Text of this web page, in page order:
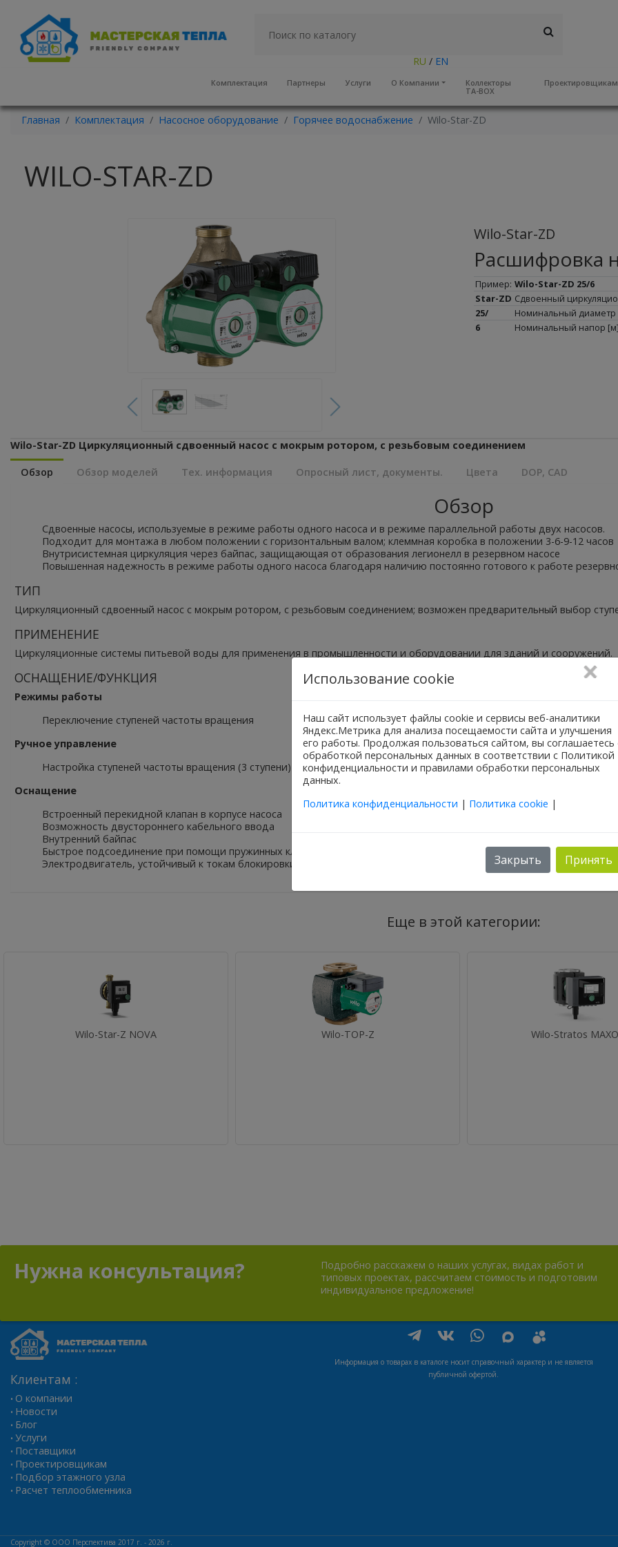
RU /EN
Комплектация Партнеры Услуги О Компании
Коллекторы
TA-BOX
Проектировщикам
Главная Комплектация Насосное оборудование Горячее водоснабжение Wilo-Star-ZD
WILO-STAR-ZD
Wilo-Star-ZD
Расшифровка
Пример: Wilo-Star-ZD 25/6
Star-ZD Сдвоенный
25/
Номинальный
6
Номинальный напор
Wilo-Star-ZD Циркуляционный сдвоенный насос с мокрым ротором, с резьбовым соединением
Обзор Обзор моделей Тех. информация Опросный лист, документы. Цвета DOP, CAD
Обзор
Сдвоенные насосы, используемые в режиме работы одного насоса и в режиме параллельной работы двух насосов.
Подходит для монтажа в любом положении с горизонтальным валом; клеммная коробка в положении 3-6-9-12 часов
Внутрисистемная циркуляция через байпас, защищающая от образования легионелл в резервном насосе
Повышенная надежность в режиме работы одного насоса благодаря наличию постоянно готового к работе
ТИП
Циркуляционный сдвоенный насос с мокрым ротором, с резьбовым соединением; возможен предварительный выбор
ПРИМЕНЕНИЕ
Циркуляционные системы питьевой воды для применения в промышленности и оборудовании для зданий и сооружений.
ОСНАЩЕНИЕ/ФУНКЦИЯ
Режимы работы
Переключение ступеней частоты вращения
Ручное управление
Настройка ступеней частоты вращения (3 ступени)
Оснащение
Встроенный перекидной клапан в корпусе насоса
Возможность двустороннего кабельного ввода
Внутренний байпас
Быстрое подсоединение при помощи пружинных клемм
Электродвигатель, устойчивый к токам блокировки
Еще в этой категории:
Wilo-Star-Z NOVA Wilo-TOP-Z Wilo-Stratos
Нужна консультация?
Подробно расскажем о наших услугах, видах работ и
типовых проектах, рассчитаем стоимость и подготовим
индивидуальное предложение!
Использование cookie
Наш сайт использует файлы cookie и сервисы веб-аналитики
Яндекс.Метрика для анализа посещаемости сайта и улучшения
его работы. Продолжая пользоваться сайтом, вы соглашаетесь
обработкой персональных данных в соответствии с Политикой
конфиденциальности и правилами обработки персональных
данных.
Политика конфиденциальности | Политика cookie |
Закрыть Принять
Клиентам :
• О компании
• Новости
• Блог
• Услуги
• Поставщики
• Проектировщикам
• Подбор этажного узла
• Расчет теплообменника
Информация о товарах в каталоге носит справочный характер и не является
публичной офертой.
Copyright © ООО Перспектива 2017 г. - 2026 г.